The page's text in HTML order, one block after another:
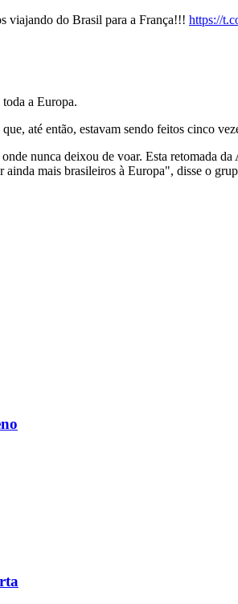
viajando do Brasil para a França!!! https://
a Europa.
até então, estavam sendo feitos cinco
nunca deixou de voar. Esta retomada
mais brasileiros à Europa", disse o